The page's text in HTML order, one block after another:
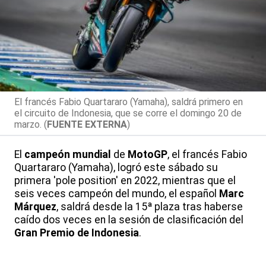
El francés Fabio Quartararo (Yamaha), saldrá primero en
el circuito de Indonesia, que se corre el domingo 20 de
marzo. (FUENTE EXTERNA)
El campeón mundial de MotoGP, el francés Fabio
Quartararo (Yamaha), logró este sábado su
primera 'pole position' en 2022, mientras que el
seis veces campeón del mundo, el español Marc
Márquez, saldrá desde la 15ª plaza tras haberse
caído dos veces en la sesión de clasificación del
Gran Premio de Indonesia.